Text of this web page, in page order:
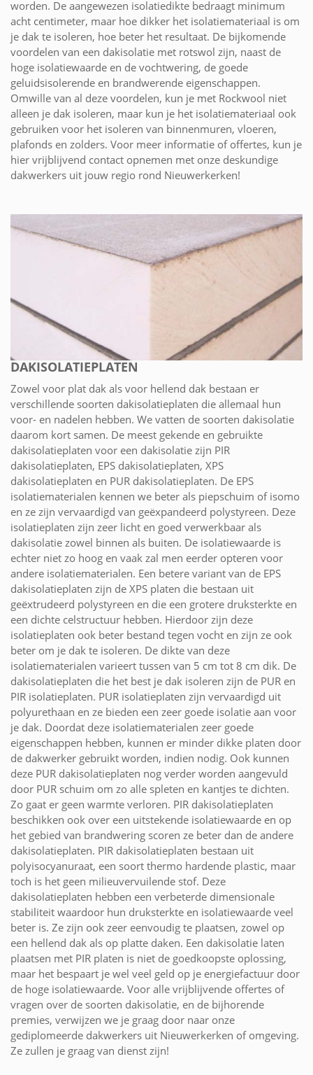
worden. De aangewezen isolatiedikte bedraagt minimum
acht centimeter, maar hoe dikker het isolatiemateriaal is om
je dak te isoleren, hoe beter het resultaat. De bijkomende
voordelen van een dakisolatie met rotswol zijn, naast de
hoge isolatiewaarde en de vochtwering, de goede
geluidsisolerende en brandwerende eigenschappen.
Omwille van al deze voordelen, kun je met Rockwool niet
alleen je dak isoleren, maar kun je het isolatiemateriaal ook
gebruiken voor het isoleren van binnenmuren, vloeren,
plafonds en zolders. Voor meer informatie of offertes, kun je
hier vrijblijvend contact opnemen met onze deskundige
dakwerkers uit jouw regio rond Nieuwerkerken!
DAKISOLATIEPLATEN
Zowel voor plat dak als voor hellend dak bestaan er
verschillende soorten dakisolatieplaten die allemaal hun
voor- en nadelen hebben. We vatten de soorten dakisolatie
daarom kort samen. De meest gekende en gebruikte
dakisolatieplaten voor een dakisolatie zijn PIR
dakisolatieplaten, EPS dakisolatieplaten, XPS
dakisolatieplaten en PUR dakisolatieplaten. De EPS
isolatiematerialen kennen we beter als piepschuim of isomo
en ze zijn vervaardigd van geëxpandeerd polystyreen. Deze
isolatieplaten zijn zeer licht en goed verwerkbaar als
dakisolatie zowel binnen als buiten. De isolatiewaarde is
echter niet zo hoog en vaak zal men eerder opteren voor
andere isolatiematerialen. Een betere variant van de EPS
dakisolatieplaten zijn de XPS platen die bestaan uit
geëxtrudeerd polystyreen en die een grotere druksterkte en
een dichte celstructuur hebben. Hierdoor zijn deze
isolatieplaten ook beter bestand tegen vocht en zijn ze ook
beter om je dak te isoleren. De dikte van deze
isolatiematerialen varieert tussen van 5 cm tot 8 cm dik. De
dakisolatieplaten die het best je dak isoleren zijn de PUR en
PIR isolatieplaten. PUR isolatieplaten zijn vervaardigd uit
polyurethaan en ze bieden een zeer goede isolatie aan voor
je dak. Doordat deze isolatiematerialen zeer goede
eigenschappen hebben, kunnen er minder dikke platen door
de dakwerker gebruikt worden, indien nodig. Ook kunnen
deze PUR dakisolatieplaten nog verder worden aangevuld
door PUR schuim om zo alle spleten en kantjes te dichten.
Zo gaat er geen warmte verloren. PIR dakisolatieplaten
beschikken ook over een uitstekende isolatiewaarde en op
het gebied van brandwering scoren ze beter dan de andere
dakisolatieplaten. PIR dakisolatieplaten bestaan uit
polyisocyanuraat, een soort thermo hardende plastic, maar
toch is het geen milieuvervuilende stof. Deze
dakisolatieplaten hebben een verbeterde dimensionale
stabiliteit waardoor hun druksterkte en isolatiewaarde veel
beter is. Ze zijn ook zeer eenvoudig te plaatsen, zowel op
een hellend dak als op platte daken. Een dakisolatie laten
plaatsen met PIR platen is niet de goedkoopste oplossing,
maar het bespaart je wel veel geld op je energiefactuur door
de hoge isolatiewaarde. Voor alle vrijblijvende offertes of
vragen over de soorten dakisolatie, en de bijhorende
premies, verwijzen we je graag door naar onze
gediplomeerde dakwerkers uit Nieuwerkerken of omgeving.
Ze zullen je graag van dienst zijn!